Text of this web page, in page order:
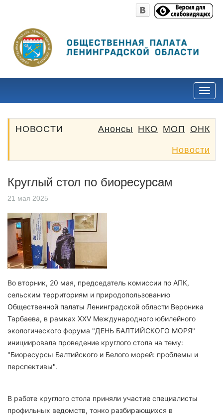
НОВОСТИ ОНК
МОП
НКО
Анонсы
Новости
Круглый стол по биоресурсам
21 мая 2025
Во вторник, 20 мая, председатель комиссии по АПК,
сельским территориям и природопользованию
Общественной палаты Ленинградской области Вероника
Тарбаева, в рамках XXV Международного юбилейного
экологического форума "ДЕНЬ БАЛТИЙСКОГО МОРЯ"
инициировала проведение круглого стола на тему:
"Биоресурсы Балтийского и Белого морей: проблемы и
перспективы".
В работе круглого стола приняли участие специалисты
профильных ведомств, тонко разбирающихся в